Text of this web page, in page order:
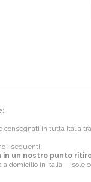
consegnati in tutta Italia
i seguenti:
in un nostro punto
a domicilio in Italia – isole